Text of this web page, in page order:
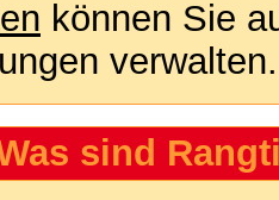
können Sie
verwalten.
sind